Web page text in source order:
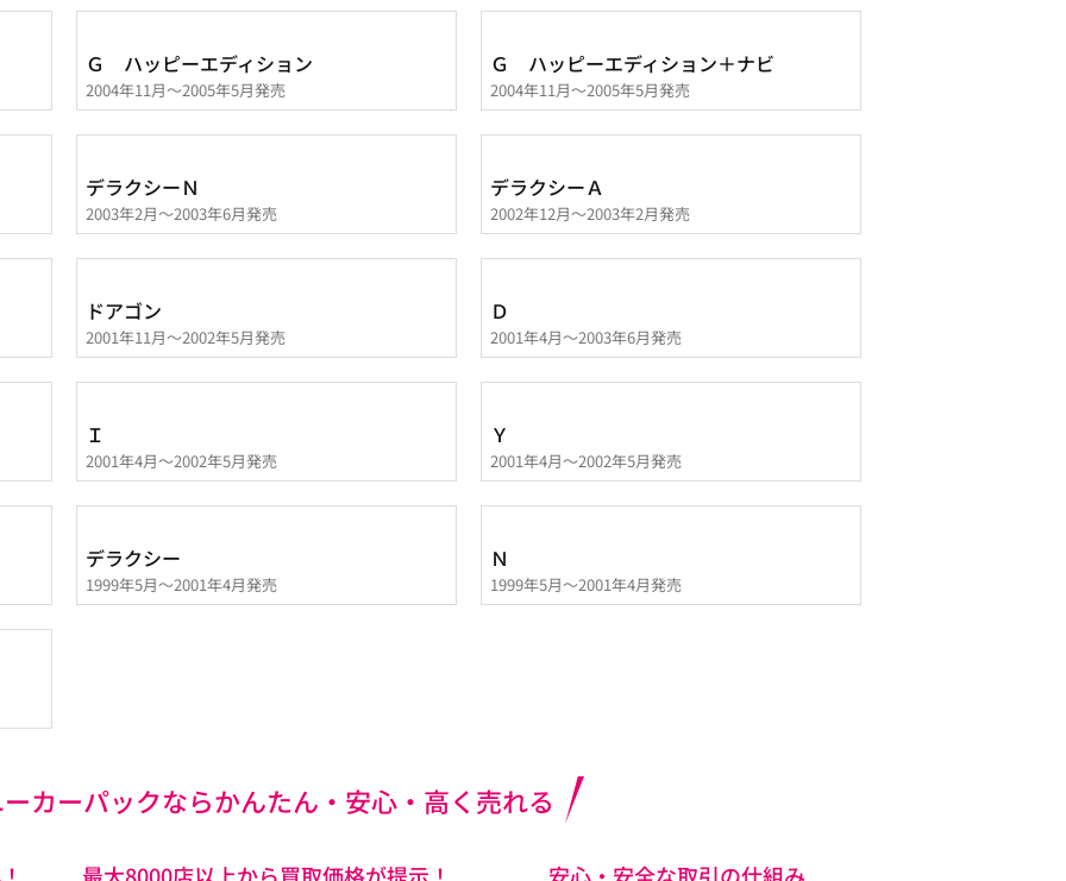
Ｇ ハッピーエディション
2004年11月～2005年5月発売
Ｇ ハッピーエディション＋ナビ
2004年11月～2005年5月発売
デラクシーＮ
2003年2月～2003年6月発売
デラクシーＡ
2002年12月～2003年2月発売
ドアゴン
2001年11月～2002年5月発売
Ｄ
2001年4月～2003年6月発売
Ｉ
2001年4月～2002年5月発売
Ｙ
2001年4月～2002年5月発売
デラクシー
1999年5月～2001年4月発売
Ｎ
1999年5月～2001年4月発売
カーパックならかんたん・安心・高く売れる